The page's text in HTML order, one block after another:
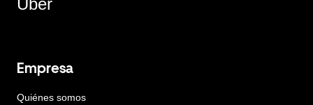
Uber
Empresa
Quiénes somos